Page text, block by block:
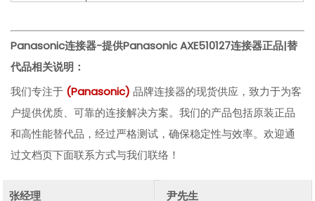
Panasonic连接器-提供Panasonic AXE510127连接器正品|替
代品相关说明：
我们专注于 (Panasonic) 品牌连接器的现货供应，致力于为客
户提供优质、可靠的连接解决方案。我们的产品包括原装正品
和高性能替代品，经过严格测试，确保稳定性与效率。欢迎通
过文档页下面联系方式与我们联络！
张经理 尹先生